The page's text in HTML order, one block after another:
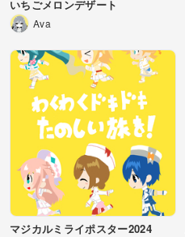
いちごメロンデザート
Ava
マジカルミライポスター2024